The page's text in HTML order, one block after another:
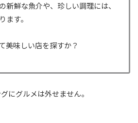
新鮮な魚介や、珍しい調理には、
ます。
美味しい店を探すか？
にグルメは外せません。